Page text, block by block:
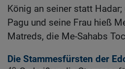
König an seiner statt
Pagu und seine Frau hieß
Matreds, die Me-Sahabs
Die Stammesfürsten der